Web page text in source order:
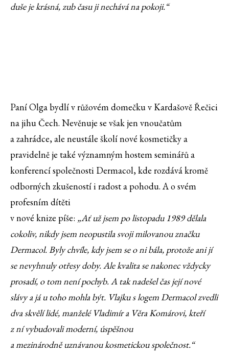
duše je krásná, zub času ji nechává na pokoji.“
Paní Olga bydlí v růžovém domečku v Kardašově Řečici
na jihu Čech. Nevěnuje se však jen vnoučatům
a zahrádce, ale neustále školí nové kosmetičky a
pravidelně je také významným hostem seminářů a
konferencí společnosti Dermacol, kde rozdává kromě
odborných zkušeností i radost a pohodu. A o svém
profesním dítěti
v nové knize píše: „Ať už jsem po listopadu 1989 dělala
cokoliv, nikdy jsem neopustila svoji milovanou značku
Dermacol. Byly chvíle, kdy jsem se o ni bála, protože ani jí
se nevyhnuly otřesy doby. Ale kvalita se nakonec vždycky
prosadí, o tom není pochyb. A tak nadešel čas její nové
slávy a já u toho mohla být. Vlajku s logem Dermacol zvedli
dva skvělí lidé, manželé Vladimír a Věra Komárovi, kteří
z ní vybudovali moderní, úspěšnou
a mezinárodně uznávanou kosmetickou společnost.“